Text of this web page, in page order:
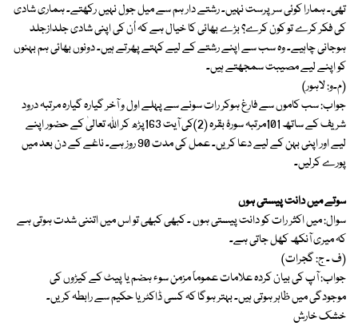
تھی۔ ہمارا کوئی سرپرست نہیں۔ رشتے دار ہم سے میل جول نہیں رکھتے۔ ہماری شادی
کی فکر کرے تو کون کرے؟ بڑے بھائی کا خیال ہے کہ اُن کی اپنی شادی جلدازجلد
ہوجانی چاہیے۔ وہ سب سے اپنے رشتے کے لیے کہتے پھرتے ہیں۔ دونوں بھائی ہم بہنوں
کو اپنے لیے مصیبت سمجھتے ہیں۔
(م۔و: لاہور)
جواب: سب کاموں سے فارغ ہوکر رات سونے سے پہلے اول و آخر گیارہ گیارہ مرتبہ درود
شریف کے ساتھ 101مرتبہ سورۂ بقرہ (2)کی آیت 163پڑھ کر اللہ تعالیٰ کے حضور اپنے
لیے اور اپنی بہن کے لیے دعا کریں۔ عمل کی مدت 90 روز ہے۔ ناغے کے دن بعد میں
پورے کرلیں۔
سوتے میں دانت پیستی ہوں
سوال: میں اکثر رات کو دانت پیستی ہوں ۔ کبھی کبھی تو اس میں اتننی شدت ہوتی ہے
کہ میری آنکھ کھل جاتی ہے۔
(ف ۔ ج: گجرات)
جواب: آپ کی بیان کردہ علامات عموماً مزمن سوء ہضم یا پیٹ کے کیڑوں کی
موجودگی میں ظاہر ہوتی ہیں۔ بہتر ہوگا کہ کسی ڈاکٹر یا حکیم سے رابطہ کریں۔
خشک خارش